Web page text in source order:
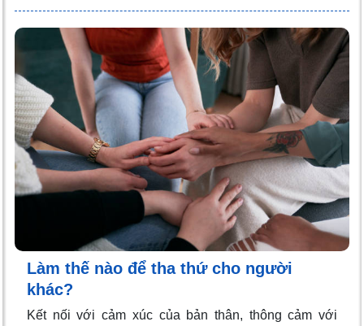
Làm thế nào để tha thứ cho người
khác?
Kết nối với cảm xúc của bản thân, thông cảm với